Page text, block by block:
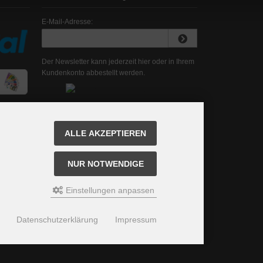
E-Mail-Adresse:
Der Newsletter kann jederzeit hier oder in Ihrem
Kundenkonto abbestellt werden.
ALLE AKZEPTIEREN
NUR NOTWENDIGE
Einstellungen anpassen
Datenschutzerklärung Impressum